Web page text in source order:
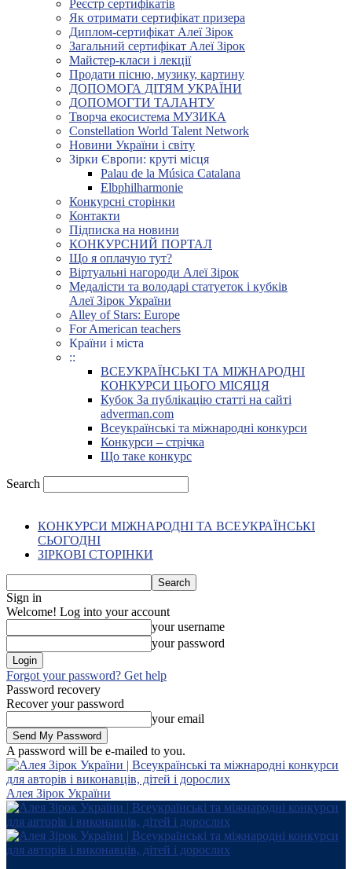
Реєстр сертифікатів
Як отримати сертифікат призера
Диплом-сертифікат Алеї Зірок
Загальний сертифікат Алеї Зірок
Майстер-класи і лекції
Продати пісню, музику, картину
ДОПОМОГА ДІТЯМ УКРАЇНИ
ДОПОМОГТИ ТАЛАНТУ
Творча екосистема МУЗИКА
Constellation World Talent Network
Новини України і світу
Зірки Європи: круті місця
Palau de la Música Catalana
Elbphilharmonie
Конкурсні сторінки
Контакти
Підписка на новини
КОНКУРСНИЙ ПОРТАЛ
Що я оплачую тут?
Віртуальні нагороди Алеї Зірок
Медалісти та володарі статуеток і кубків
Алеї Зірок України
Alley of Stars: Europe
For American teachers
Країни і міста
::
ВСЕУКРАЇНСЬКІ ТА МІЖНАРОДНІ
КОНКУРСИ ЦЬОГО МІСЯЦЯ
Кубок За публікацію статті на сайті
adverman.com
Всеукраїнські та міжнародні конкурси
Конкурси – стрічка
Що таке конкурс
Search
КОНКУРСИ МІЖНАРОДНІ ТА ВСЕУКРАЇНСЬКІ
СЬОГОДНІ
ЗІРКОВІ СТОРІНКИ
Sign in
Welcome! Log into your account
your username
your password
Forgot your password? Get help
Password recovery
Recover your password
your email
A password will be e-mailed to you.
Алея Зірок України